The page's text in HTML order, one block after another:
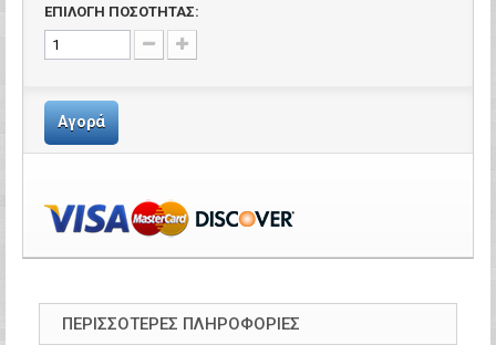
ΕΠΙΛΟΓΗ ΠΟΣΟΤΗΤΑΣ:
Αγορά
ΠΕΡΙΣΣΌΤΕΡΕΣ ΠΛΗΡΟΦΟΡΊΕΣ